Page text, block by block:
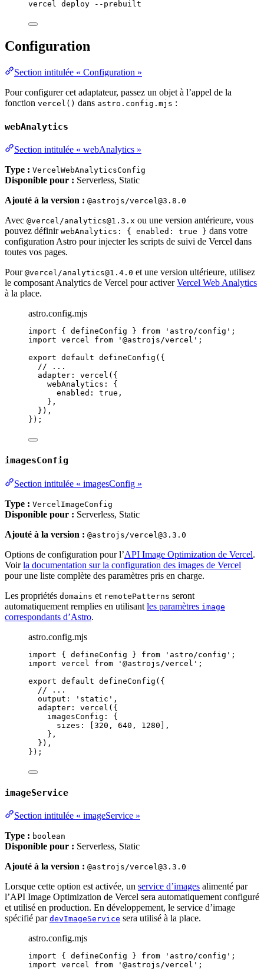
vercel deploy --prebuilt
Configuration
Section intitulée « Configuration »
Pour configurer cet adaptateur, passez un objet à l’appel de la
fonction vercel() dans astro.config.mjs :
webAnalytics
Section intitulée « webAnalytics »
Type : VercelWebAnalyticsConfig
Disponible pour : Serverless, Static
Ajouté à la version : @astrojs/vercel@3.8.0
Avec @vercel/analytics@1.3.x ou une version antérieure, vous
pouvez définir webAnalytics: { enabled: true } dans votre
configuration Astro pour injecter les scripts de suivi de Vercel dans
toutes vos pages.
Pour @vercel/analytics@1.4.0 et une version ultérieure, utilisez
le composant Analytics de Vercel pour activerVercel Web Analytics
à la place.
astro.config.mjs
import { defineConfig } from ' astro/config ' ;
import vercel from ' @astrojs/vercel ' ;
export default defineConfig ({
// ...
adapter: vercel ({
webAnalytics: {
enabled: true ,
},
}),
});
imagesConfig
Section intitulée « imagesConfig »
Type : VercelImageConfig
Disponible pour : Serverless, Static
Ajouté à la version : @astrojs/vercel@3.3.0
Options de configuration pour l’API Image Optimization de Vercel.
Voirla documentation sur la configuration des images de Vercel
pour une liste complète des paramètres pris en charge.
Les propriétés domains et remotePatterns seront
automatiquement remplies en utilisant les paramètres image
correspondants d’Astro.
astro.config.mjs
import { defineConfig } from ' astro/config ' ;
import vercel from ' @astrojs/vercel ' ;
export default defineConfig ({
// ...
output:
' static ' ,
adapter: vercel ({
imagesConfig: {
sizes: [ 320 , 640 , 1280 ],
},
}),
});
imageService
Section intitulée « imageService »
Type : boolean
Disponible pour : Serverless, Static
Ajouté à la version : @astrojs/vercel@3.3.0
Lorsque cette option est activée, un service d’images alimenté par
l’API Image Optimization de Vercel sera automatiquement configuré
et utilisé en production. En développement, le service d’image
spécifié par devImageService sera utilisé à la place.
astro.config.mjs
import { defineConfig } from ' astro/config ' ;
import vercel from ' @astrojs/vercel ' ;